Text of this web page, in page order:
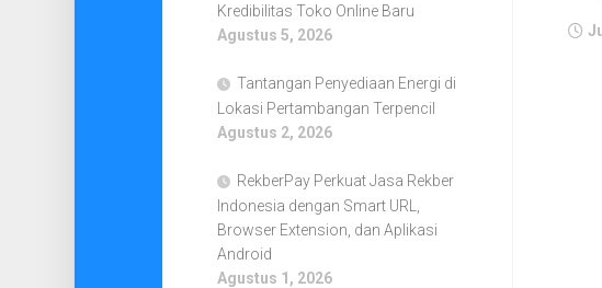
Kredibilitas Toko Online Baru
Agustus 5, 2026
Tantangan Penyediaan Energi di
Lokasi Pertambangan Terpencil
Agustus 2, 2026
RekberPay Perkuat Jasa Rekber
Indonesia dengan Smart URL,
Browser Extension, dan Aplikasi
Android
Agustus 1, 2026